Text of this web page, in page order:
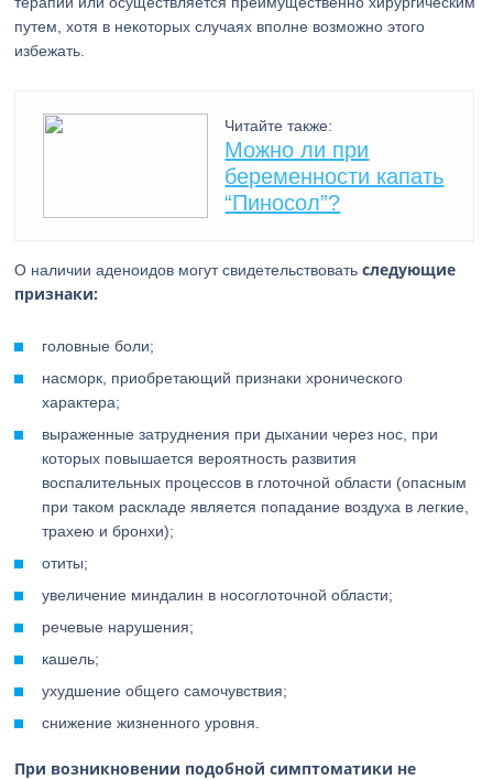
путем, хотя в некоторых случаях вполне возможно этого
избежать.
Читайте также:
Можно ли при
беременности капать
“Пиносол”?
О наличии аденоидов могут свидетельствоватьследующие
признаки:
головные боли;
насморк, приобретающий признаки хронического
характера;
выраженные затруднения при дыхании через нос, при
которых повышается вероятность развития
воспалительных процессов в глоточной области (опасным
при таком раскладе является попадание воздуха в легкие,
трахею и бронхи);
отиты;
увеличение миндалин в носоглоточной области;
речевые нарушения;
кашель;
ухудшение общего самочувствия;
снижение жизненного уровня.
При возникновении подобной симптоматики не